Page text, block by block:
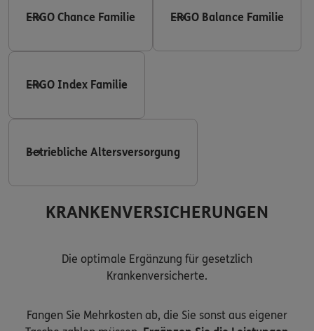
ERGO Chance Familie ERGO Balance Familie
ERGO Index Familie
Betriebliche Altersversorgung
KRANKENVERSICHERUNGEN
Die optimale Ergänzung für gesetzlich
Krankenversicherte.
Fangen Sie Mehrkosten ab, die Sie sonst aus eigener